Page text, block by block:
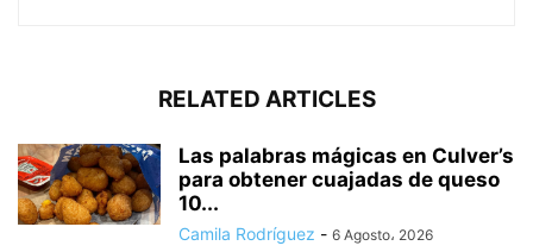
RELATED ARTICLES
Las palabras mágicas en Culver’s
para obtener cuajadas de queso
10...
Camila Rodríguez - 6 Agosto، 2026